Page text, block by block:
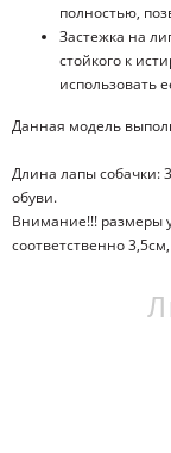
полностью,
Застежка на
стойкого к
использовать
Данная модель
Длина лапы собачки:
обуви.
Внимание!!! размеры
соответственно